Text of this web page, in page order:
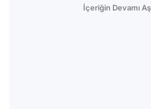
İçeriğin Devamı